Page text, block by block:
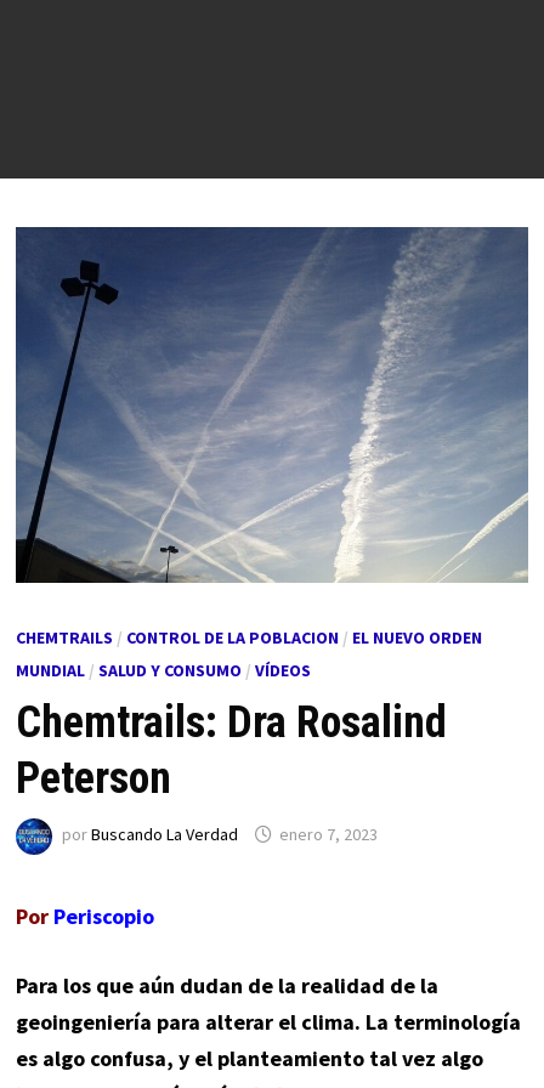
CHEMTRAILS / CONTROL DE LA POBLACION/ EL NUEVO ORDEN
MUNDIAL/ SALUD Y CONSUMO / VÍDEOS
Chemtrails: Dra Rosalind
Peterson
porBuscando La Verdad enero 7, 2023
Por Periscopio
Para los que aún dudan de la realidad de la
geoingeniería para alterar el clima. La terminología
es algo confusa, y el planteamiento tal vez algo